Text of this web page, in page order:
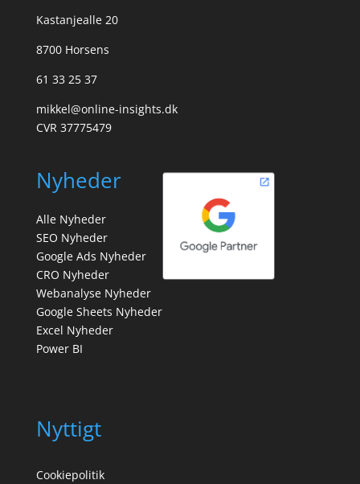
Kastanjealle 20
8700 Horsens
61 33 25 37
mikkel@online-insights.dk
CVR 37775479
Nyheder
Alle Nyheder
SEO Nyheder
Google Ads Nyheder
CRO Nyheder
Webanalyse Nyheder
Google Sheets Nyheder
Excel Nyheder
Power BI
Nyttigt
Cookiepolitik